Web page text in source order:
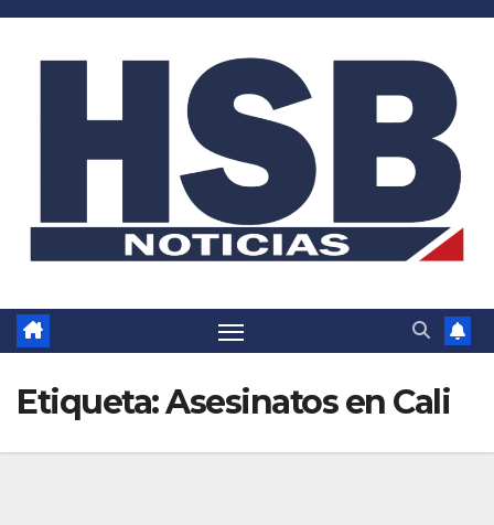
Saltar
Etiqueta:Asesinatos en Cali